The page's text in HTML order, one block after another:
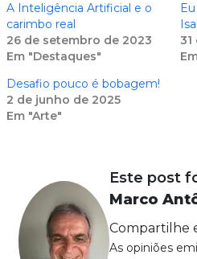
A Inteligência Artificial e o
carimbo real
26 de setembro de 2023
Em "Destaques"
Desafio pouco é bobagem!
2 de junho de 2025
Em "Arte"
Este post
Marco
Compartilhe
As opiniões